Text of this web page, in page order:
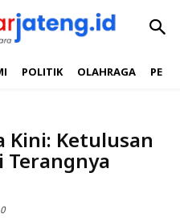
POLITIK OLAHRAGA
Kini: Ketulusan
Terangnya
0